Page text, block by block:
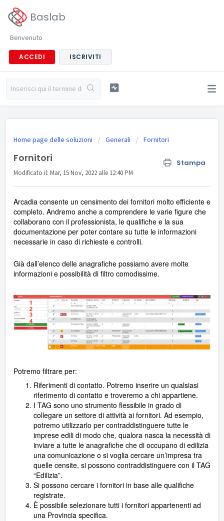
Baslab
Benvenuto
ACCEDI ISCRIVITI
Home page delle soluzioni Generali Fornitori
Fornitori Stampa
Modificato il: Mar, 15 Nov, 2022 alle 12:40 PM
Arcadia consente un censimento dei fornitori molto efficiente e
completo. Andremo anche a comprendere le varie figure che
collaborano con il professionista, le qualifiche e la sua
documentazione per poter contare su tutte le informazioni
necessarie in caso di richieste e controlli.
Già dall’elenco delle anagrafiche possiamo avere molte
informazioni e possibilità di filtro comodissime.
Potremo filtrare per:
Riferimenti di contatto. Potremo inserire un qualsiasi
riferimento di contatto e troveremo a chi appartiene.
I TAG sono uno strumento flessibile in grado di
collegare un settore di attività ai fornitori. Ad esempio,
potremo utilizzarlo per contraddistinguere tutte le
imprese edili di modo che, qualora nasca la necessità di
inviare a tutte le anagrafiche che di occupano di edilizia
una comunicazione o si voglia cercare un’impresa tra
quelle censite, si possono contraddistinguere con il TAG
“Edilizia”.
Si possono cercare i fornitori in base alle qualifiche
registrate.
È possibile selezionare tutti i fornitori appartenenti ad
una Provincia specifica.